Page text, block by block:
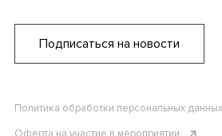
Подписаться на новости
Политика обработки персональных данных